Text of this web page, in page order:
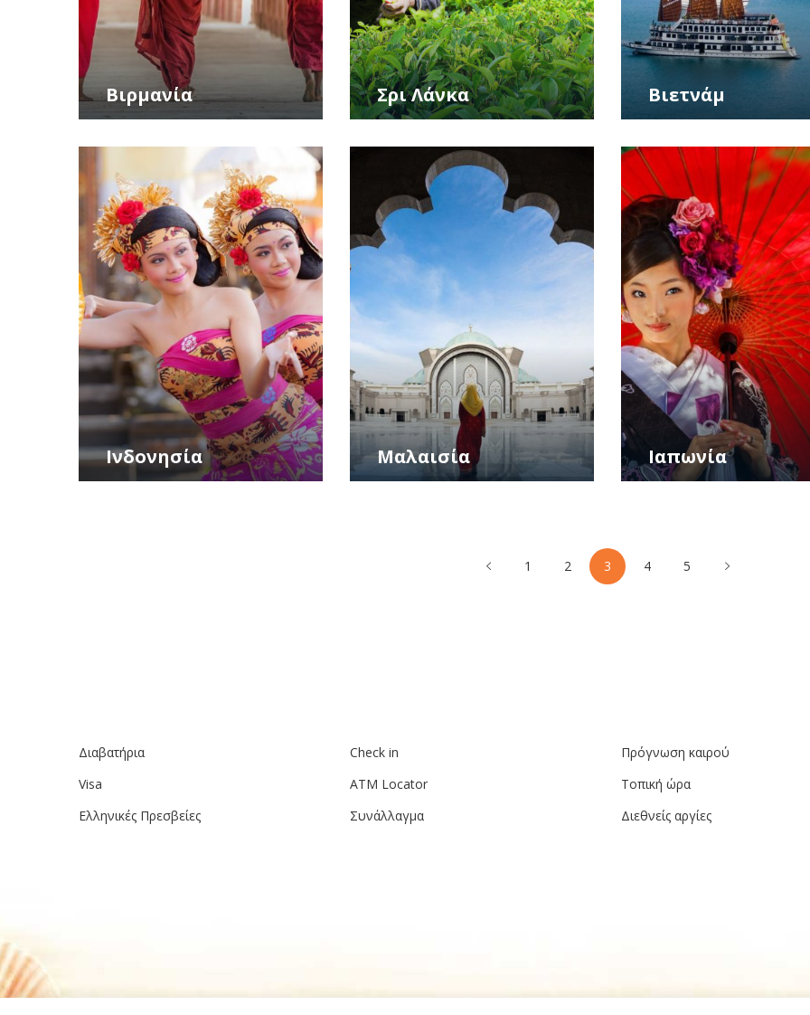
Βιρμανία Σρι Λάνκα Βιετνάμ
Ινδονησία Μαλαισία Ιαπωνία
1 2 3 4 5
Διαβατήρια
Visa
Ελληνικές Πρεσβείες
Check in
ATM Locator
Συνάλλαγμα
Πρόγνωση καιρού
Τοπική ώρα
Διεθνείς αργίες